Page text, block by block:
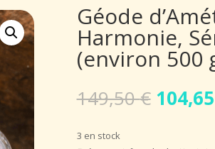
Géode
Harmonie,
(environ 500
149,50€ Le
prix
104,65
3 en stock